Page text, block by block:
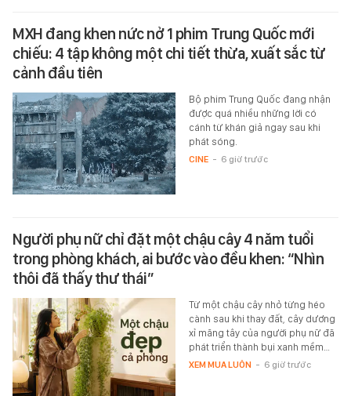
MXH đang khen nức nở 1 phim Trung Quốc mới
chiếu: 4 tập không một chi tiết thừa, xuất sắc từ
cảnh đầu tiên
Bộ phim Trung Quốc đang nhận
được quá nhiều những lời có
cánh từ khán giả ngay sau khi
phát sóng.
CINE - 6 giờ trước
Người phụ nữ chỉ đặt một chậu cây 4 năm tuổi
trong phòng khách, ai bước vào đều khen: “Nhìn
thôi đã thấy thư thái”
Từ một chậu cây nhỏ từng héo
cành sau khi thay đất, cây dương
xỉ măng tây của người phụ nữ đã
phát triển thành bụi xanh mềm…
XEM MUA LUÔN - 6 giờ trước